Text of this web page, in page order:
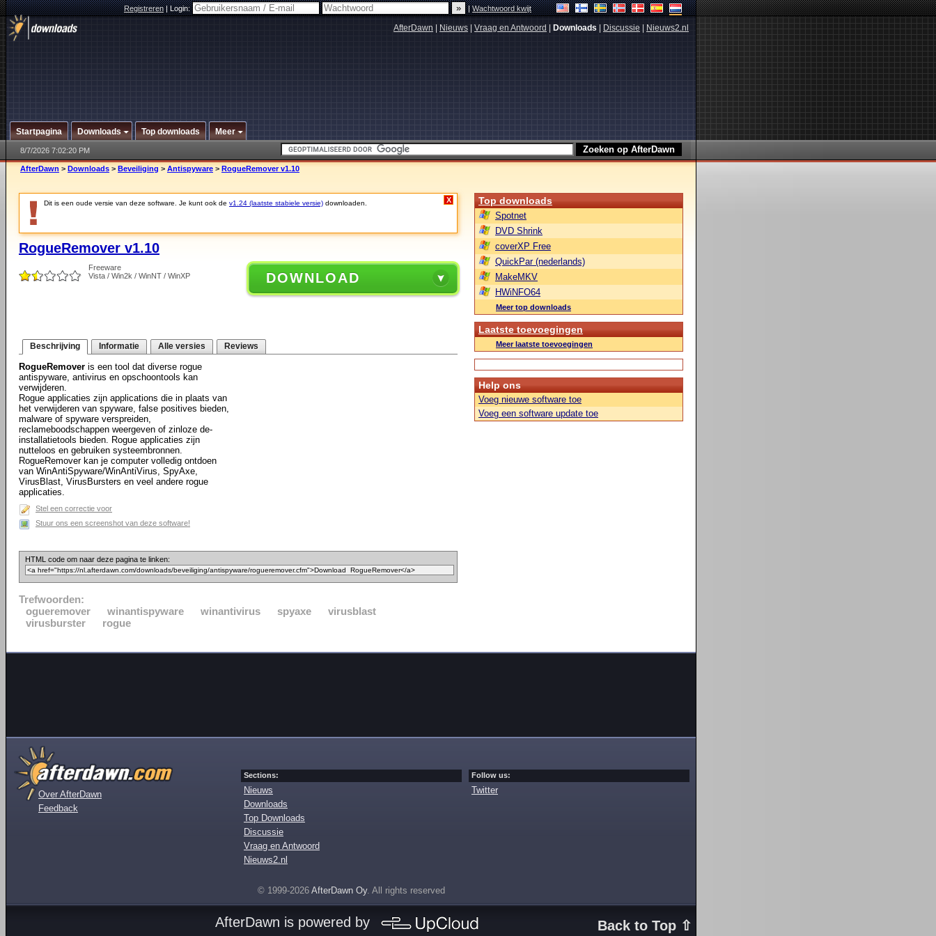
Registreren|Login: |Wachtwoord kwijt
AfterDawn Nieuws Vraag en Antwoord Downloads Discussie Nieuws2.nl
Startpagina Downloads Top downloads Meer
8/7/2026 7:02:20 PM
AfterDawn > Downloads > Beveiliging > Antispyware > RogueRemover v1.10
Dit is een oude versie van deze software. Je kunt ook de v1.24 (laatste stabiele versie) downloaden. X
RogueRemover v1.10
Freeware
Vista / Win2k / WinNT / WinXP
DOWNLOAD
Beschrijving Informatie Alle versies Reviews
RogueRemover is een tool dat diverse rogue
antispyware, antivirus en opschoontools kan
verwijderen.
Rogue applicaties zijn applications die in plaats van
het verwijderen van spyware, false positives bieden,
malware of spyware verspreiden,
reclameboodschappen weergeven of zinloze de-
installatietools bieden. Rogue applicaties zijn
nutteloos en gebruiken systeembronnen.
RogueRemover kan je computer volledig ontdoen
van WinAntiSpyware/WinAntiVirus, SpyAxe,
VirusBlast, VirusBursters en veel andere rogue
applicaties.
Stel een correctie voor
Stuur ons een screenshot van deze software!
HTML code om naar deze pagina te linken:
Trefwoorden:
ogueremover
winantispyware winantivirus spyaxe
virusblast
virusburster
rogue
Top downloads
Spotnet
DVD Shrink
coverXP Free
QuickPar (nederlands)
MakeMKV
HWiNFO64
Meer top downloads
Laatste toevoegingen
Meer laatste toevoegingen
Help ons
Voeg nieuwe software toe
Voeg een software update toe
Over AfterDawn
Feedback
Sections:
Nieuws
Downloads
Top Downloads
Discussie
Vraag en Antwoord
Nieuws2.nl
Follow us:
Twitter
© 1999-2026 AfterDawn Oy. All rights reserved
Back to Top ⇧
AfterDawn is powered by